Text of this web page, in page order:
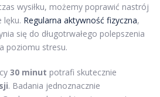
wysiłku, możemy poprawić nastrój
lęku. Regularna aktywność fizyczna,
się do długotrwałego polepszenia
poziomu stresu.
30 minut potrafi skutecznie
. Badania jednoznacznie